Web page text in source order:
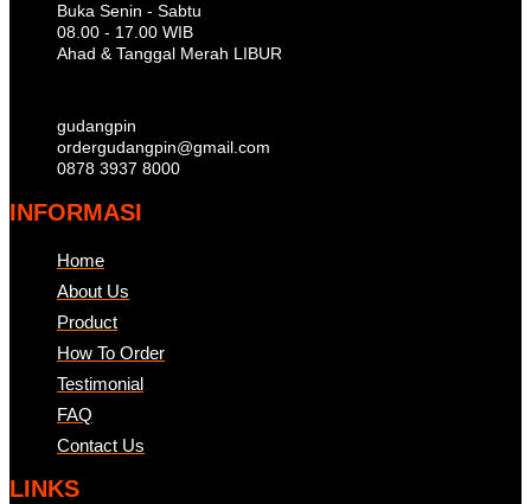
Buka Senin - Sabtu
08.00 - 17.00 WIB
Ahad & Tanggal Merah LIBUR
gudangpin
ordergudangpin@gmail.com
0878 3937 8000
INFORMASI
Home
About Us
Product
How To Order
Testimonial
FAQ
Contact Us
LINKS